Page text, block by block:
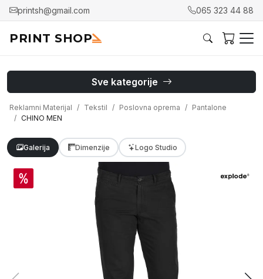
printsh@gmail.com 065 323 44 88
PRINT SHOP
Sve kategorije
Reklamni Materijal Tekstil Poslovna oprema
Pantalone
CHINO MEN
Galerija Dimenzije Logo Studio